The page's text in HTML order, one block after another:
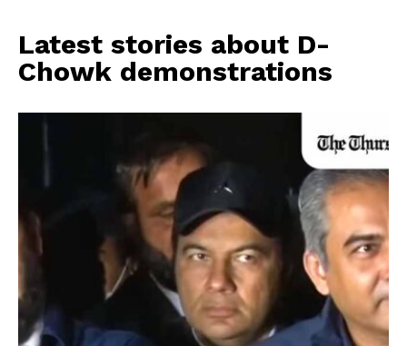
Latest stories about D-
Chowk demonstrations